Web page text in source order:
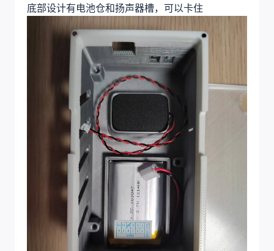
底部设计有电池仓和扬声器槽，可以卡住